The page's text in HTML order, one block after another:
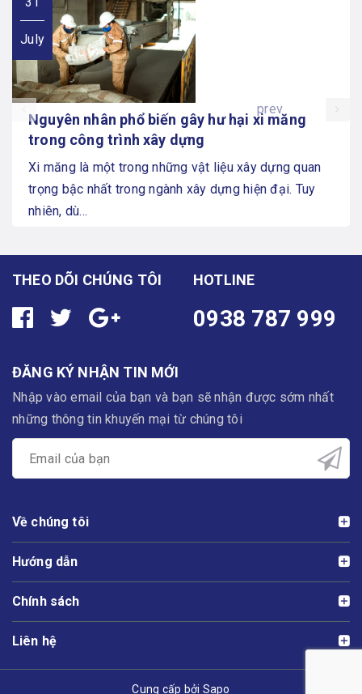
July
Nguyên nhân phổ biến gây hư hại xi măng
trong công trình xây dựng
Xi măng là một trong những vật liệu xây dựng quan
trọng bậc nhất trong ngành xây dựng hiện đại. Tuy
nhiên, dù...
prev
THEO DÕI CHÚNG TÔI HOTLINE
0938 787 999
ĐĂNG KÝ NHẬN TIN MỚI
Nhập vào email của bạn và bạn sẽ nhận được sớm nhất
những thông tin khuyến mại từ chúng tôi
Về chúng tôi
Hướng dẫn
Chính sách
Liên hệ
Cung cấp bởi Sapo